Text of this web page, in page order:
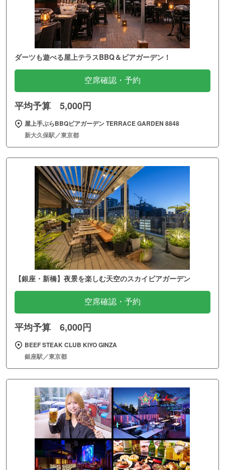
ダーツも遊べる屋上テラスBBQ＆ビアガーデン！
空席確認・予約
平均予算 5,000円
屋上手ぶらBBQビアガーデン TERRACE GARDEN 8848
新大久保駅／東京都
【銀座・新橋】夜景を楽しむ天空のスカイビアガーデン
空席確認・予約
平均予算 6,000円
BEEF STEAK CLUB KIYO GINZA
銀座駅／東京都